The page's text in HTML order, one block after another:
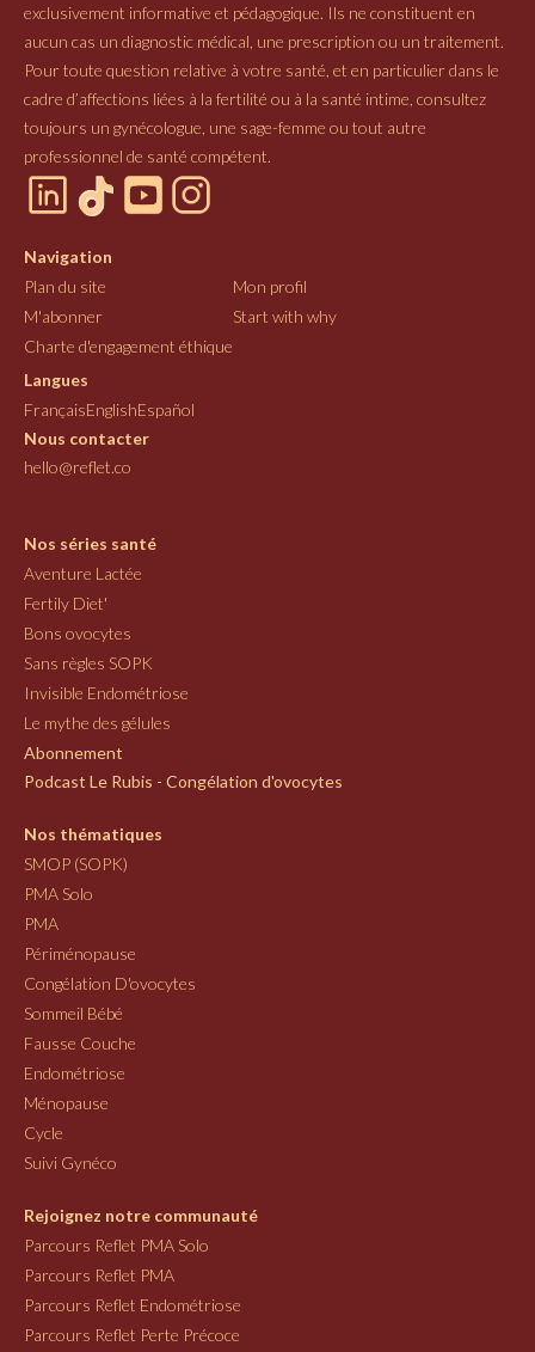
exclusivement informative et pédagogique. Ils ne constituent en
aucun cas un diagnostic médical, une prescription ou un traitement.
Pour toute question relative à votre santé, et en particulier dans le
cadre d’affections liées à la fertilité ou à la santé intime, consultez
toujours un gynécologue, une sage-femme ou tout autre
professionnel de santé compétent.
Navigation
Plan du site
Mon profil
M'abonner
Start with why
Charte d'engagement éthique
Langues
FrançaisEnglishEspañol
Nous contacter
hello@reflet.co
Nos séries santé
Aventure Lactée
Fertily Diet'
Bons ovocytes
Sans règles SOPK
Invisible Endométriose
Le mythe des gélules
Abonnement
Podcast Le Rubis - Congélation d'ovocytes
Nos thématiques
SMOP (SOPK)
PMA Solo
PMA
Périménopause
Congélation D'ovocytes
Sommeil Bébé
Fausse Couche
Endométriose
Ménopause
Cycle
Suivi Gynéco
Rejoignez notre communauté
Parcours Reflet PMA Solo
Parcours Reflet PMA
Parcours Reflet Endométriose
Parcours Reflet Perte Précoce